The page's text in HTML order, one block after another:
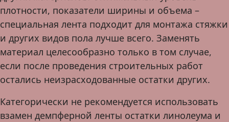
плотности, показатели ширины и объема –
специальная лента подходит для монтажа стяжки
и других видов пола лучше всего. Заменять
материал целесообразно только в том случае,
если после проведения строительных работ
остались неизрасходованные остатки других.
Категорически не рекомендуется использовать
взамен демпферной ленты остатки линолеума и